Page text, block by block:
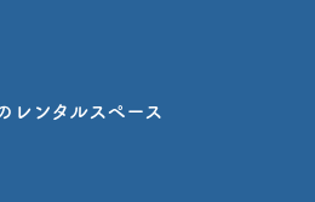
レンタルスペース